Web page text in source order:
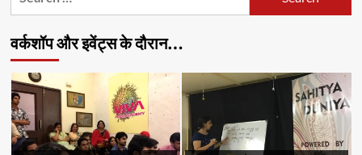
ग़ज़लें..
वर्कशॉप और इवेंट्स के दौरान…